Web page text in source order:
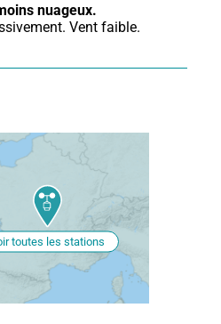
nuageux.
Vent faible.
toutes les stations